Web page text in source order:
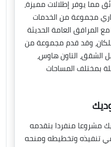
مما يوفر إطلالات مميزة،
مجموعة من الخدمات
المرافق العامة الحديثة
وقد قدم مجموعة من
الشقق، التاون هاوس،
بمختلف المساحات
مشروعا منفردا بتقدمه
تنفيذه وتخطيطه ومنحه